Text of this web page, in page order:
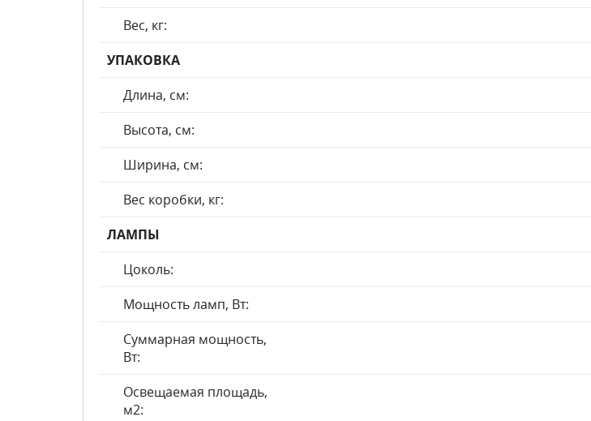
Вес, кг:
УПАКОВКА
Длина, см:
Высота, см:
Ширина, см:
Вес коробки, кг:
ЛАМПЫ
Цоколь:
Мощность ламп, Вт:
Суммарная мощность,
Вт:
Освещаемая площадь,
м2: